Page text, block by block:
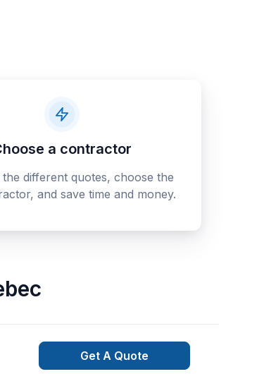
a contractor
different quotes, choose the
and save time and money.
Get A Quote